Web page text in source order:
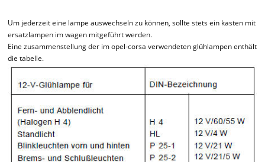
Um jederzeit eine lampe auswechseln zu können, sollte stets ein kasten mit
ersatzlampen im wagen mitgeführt werden.
Eine zusammenstellung der im opel-corsa verwendeten glühlampen enthält
die tabelle.